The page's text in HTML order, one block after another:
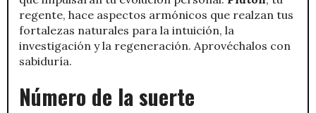
regente, hace aspectos armónicos que realzan tus
fortalezas naturales para la intuición, la
investigación y la regeneración. Aprovéchalos con
sabiduría.
Número de la suerte